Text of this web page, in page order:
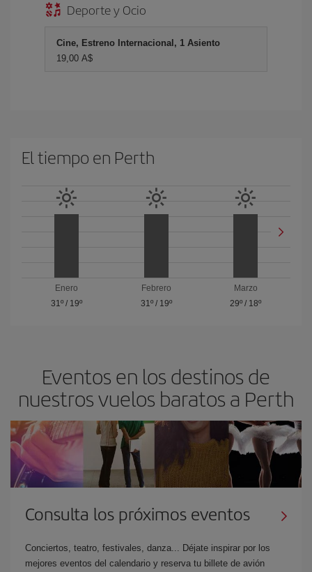
Deporte y Ocio
Cine, Estreno Internacional, 1 Asiento
19,00 A$
El tiempo en Perth
Enero
31º/ 19º
Febrero
31º/ 19º
Marzo
29º / 18º
Eventos en los destinos de
nuestros vuelos baratos a Perth
Consulta los próximos eventos
Conciertos, teatro, festivales, danza... Déjate inspirar por los
mejores eventos del calendario y reserva tu billete de avión